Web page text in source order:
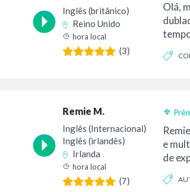
Inglês (britânico)
Reino Unido
hora local
(3)
Olá,
Remie M.
Inglês (Internacional)
Inglês (irlandês)
Irlanda
hora local
(7)
e
de